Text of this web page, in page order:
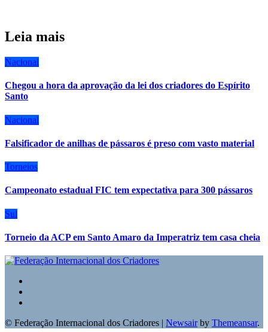
Leia mais
Nacional
Chegou a hora da aprovação da lei dos criadores do Espírito
Santo
Nacional
Falsificador de anilhas de pássaros é preso com vasto material
Torneios
Campeonato estadual FIC tem expectativa para 300 pássaros
Sul
Torneio da ACP em Santo Amaro da Imperatriz tem casa cheia
© Federação Internacional dos Criadores | Newsairby Themeansar.